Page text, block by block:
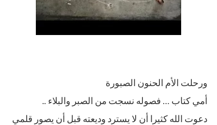
ورحلت الأم الحنون الصبورة
أمي كتاب … فصوله نسجت من الصبر والبلاء ..
دعوت الله كثيرا أن لا يسترد وديعته قبل أن يصور قلمي